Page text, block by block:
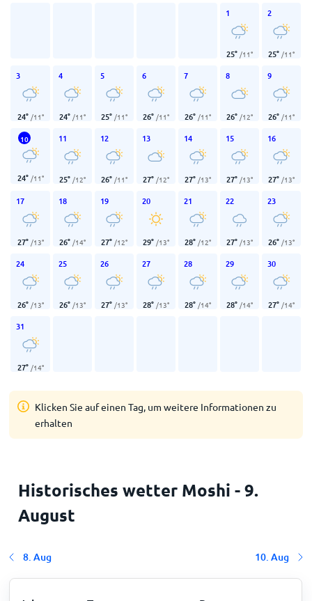
1
25° /11°
2
25° /11°
3
24° /11°
4
24° /11°
5
25° /11°
6
26° /11°
7
26° /11°
8
26° /12°
9
26° /11°
10
24° /11°
11
25° /12°
12
26° /11°
13
27° /12°
14
27° /13°
15
27° /13°
16
27° /13°
17
27° /13°
18
26° /14°
19
27° /12°
20
29° /13°
21
28° /12°
22
27° /13°
23
26° /13°
24
26° /13°
25
26° /13°
26
27° /13°
27
28° /13°
28
28° /14°
29
28° /14°
30
27° /14°
31
27° /14°
Klicken Sie auf einen Tag, um weitere Informationen zu
erhalten
Historisches wetter Moshi - 9.
August
8. Aug 10. Aug